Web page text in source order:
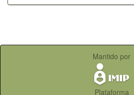
Mantido por
Plataforma